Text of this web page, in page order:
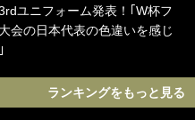
ユニフォーム発表！｢W杯フ
会の日本代表の色違いを感じ
ランキングをもっと見る